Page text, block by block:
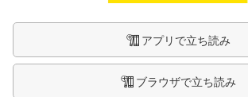
アプリで立ち読み
ブラウザで立ち読み